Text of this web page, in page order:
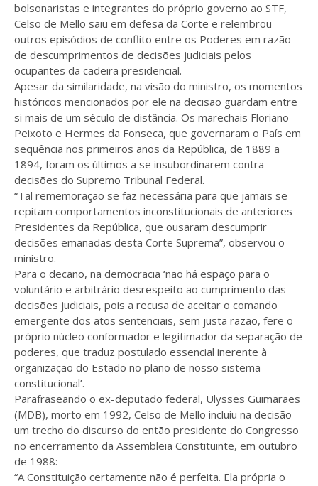
bolsonaristas e integrantes do próprio governo ao STF,
Celso de Mello saiu em defesa da Corte e relembrou
outros episódios de conflito entre os Poderes em razão
de descumprimentos de decisões judiciais pelos
ocupantes da cadeira presidencial.
Apesar da similaridade, na visão do ministro, os momentos
históricos mencionados por ele na decisão guardam entre
si mais de um século de distância. Os marechais Floriano
Peixoto e Hermes da Fonseca, que governaram o País em
sequência nos primeiros anos da República, de 1889 a
1894, foram os últimos a se insubordinarem contra
decisões do Supremo Tribunal Federal.
“Tal rememoração se faz necessária para que jamais se
repitam comportamentos inconstitucionais de anteriores
Presidentes da República, que ousaram descumprir
decisões emanadas desta Corte Suprema”, observou o
ministro.
Para o decano, na democracia ‘não há espaço para o
voluntário e arbitrário desrespeito ao cumprimento das
decisões judiciais, pois a recusa de aceitar o comando
emergente dos atos sentenciais, sem justa razão, fere o
próprio núcleo conformador e legitimador da separação de
poderes, que traduz postulado essencial inerente à
organização do Estado no plano de nosso sistema
constitucional’.
Parafraseando o ex-deputado federal, Ulysses Guimarães
(MDB), morto em 1992, Celso de Mello incluiu na decisão
um trecho do discurso do então presidente do Congresso
no encerramento da Assembleia Constituinte, em outubro
de 1988:
“A Constituição certamente não é perfeita. Ela própria o